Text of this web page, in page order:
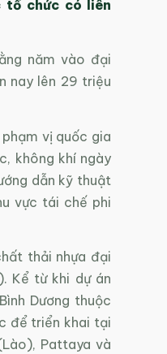
tổ chức có liên
năm vào đại
nay lên 29 triệu
vị quốc gia
không khí ngày
dẫn kỹ thuật
vực tái chế phi
thải nhựa đại
Kể từ khi dự án
Dương thuộc
để triển khai tại
Pattaya và